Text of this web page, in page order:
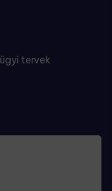
tervek